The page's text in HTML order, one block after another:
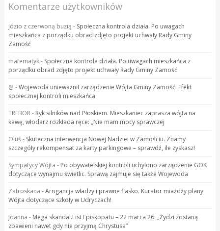
Komentarze użytkowników
Józio z czerwoną buzią - Społeczna kontrola działa. Po uwagach
mieszkańca z porządku obrad zdjęto projekt uchwały Rady Gminy
Zamość
matematyk- Społeczna kontrola działa. Po uwagach mieszkańca z
porządku obrad zdjęto projekt uchwały Rady Gminy Zamość
@ -Wojewoda unieważnił zarządzenie Wójta Gminy Zamość. Efekt
społecznej kontroli mieszkańca
TREBOR- Ryk silników nad Płoskiem. Mieszkaniec zaprasza wójta na
kawę, włodarz rozkłada ręce: „Nie mam mocy sprawczej
Oluś - Skuteczna interwencja Nowej Nadziei w Zamościu. Znamy
szczegóły rekompensat za karty parkingowe – sprawdź, ile zyskasz!
Sympatycy Wójta - Po obywatelskiej kontroli uchylono zarządzenie GOK
dotyczące wynajmu świetlic. Sprawą zajmuje się także Wojewoda
Zatroskana -Arogancja władzy i prawne fiasko. Kurator miażdży plany
Wójta dotyczące szkoły w Udryczach!
Joanna - Mega skandal.List Episkopatu – 22 marca 26: „Żydzi zostaną
zbawieni nawet gdy nie przyjmą Chrystusa”